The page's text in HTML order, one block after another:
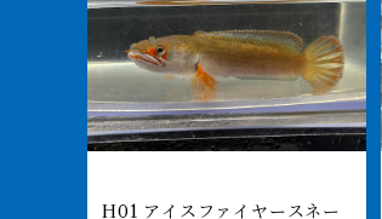
H01 アイスファイヤースネー